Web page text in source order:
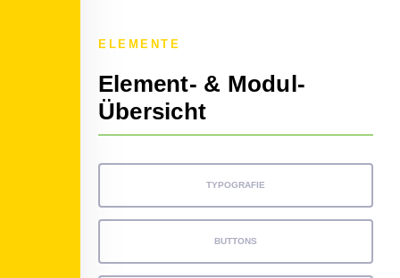
ELEMENTE
Element- & Modul-
Übersicht
TYPOGRAFIE
BUTTONS